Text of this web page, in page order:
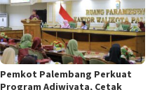
Pemkot Palembang Perkuat
Program Adiwiyata, Cetak